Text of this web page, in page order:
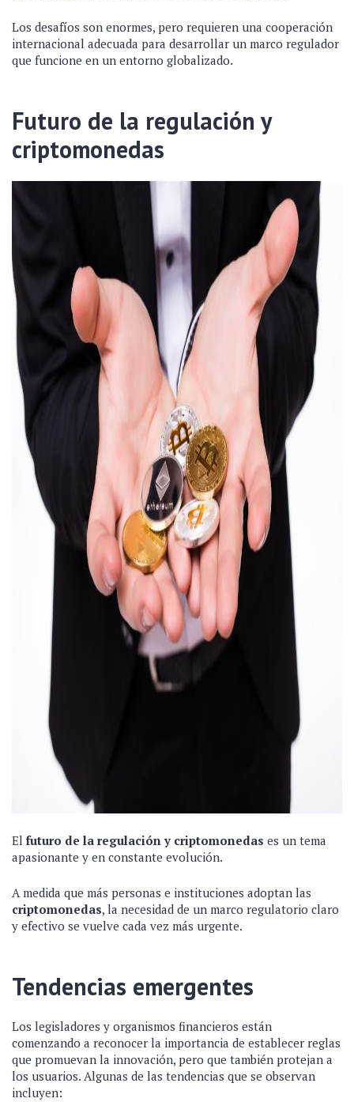
Los desafíos son enormes, pero requieren una cooperación
internacional adecuada para desarrollar un marco regulador
que funcione en un entorno globalizado.
Futuro de la regulación y
criptomonedas
El futuro de la regulación y criptomonedas es un tema
apasionante y en constante evolución.
A medida que más personas e instituciones adoptan las
criptomonedas, la necesidad de un marco regulatorio claro
y efectivo se vuelve cada vez más urgente.
Tendencias emergentes
Los legisladores y organismos financieros están
comenzando a reconocer la importancia de establecer reglas
que promuevan la innovación, pero que también protejan a
los usuarios. Algunas de las tendencias que se observan
incluyen: